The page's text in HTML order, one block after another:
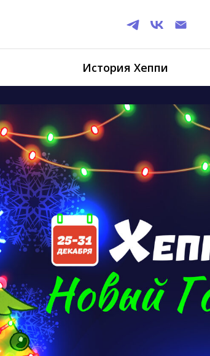
История Хеппи